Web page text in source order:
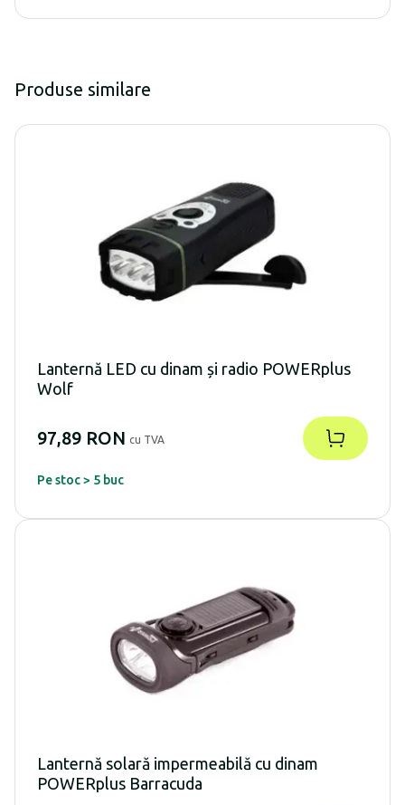
Produse similare
Lanternă LED cu dinam și radio POWERplus
Wolf
97,89 RON cu TVA
Pe stoc > 5 buc
Lanternă solară impermeabilă cu dinam
POWERplus Barracuda